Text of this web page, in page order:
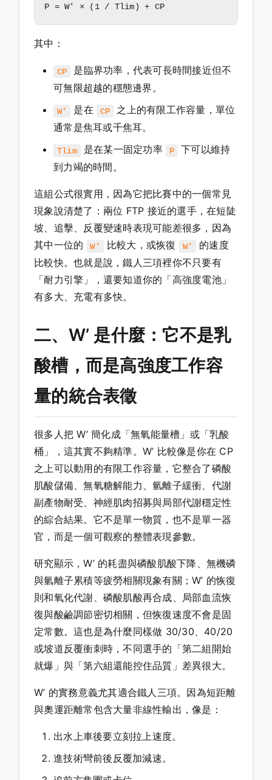
其中：
CP
是臨界功率，代表可長時間接近但不
可無限超越的穩態邊界。
W' 是在 CP
之上的有限工作容量，單位
通常是焦耳或千焦耳。
Tlim 是在某一固定功率 P
下可以維持
到力竭的時間。
這組公式很實用，因為它把比賽中的一個常見
現象說清楚了：兩位 FTP 接近的選手，在短陡
坡、追擊、反覆變速時表現可能差很多，因為
其中一位的
W' 比較大，或恢復 W'
的速度
比較快。也就是說，鐵人三項裡你不只要有
「耐力引擎」，還要知道你的「高強度電池」
有多大、充電有多快。
二、W’ 是什麼：它不是乳
酸槽，而是高強度工作容
量的統合表徵
很多人把 W’ 簡化成「無氧能量槽」或「乳酸
桶」，這其實不夠精準。W’ 比較像是你在 CP
之上可以動用的有限工作容量，它整合了磷酸
肌酸儲備、無氧糖解能力、氫離子緩衝、代謝
副產物耐受、神經肌肉招募與局部代謝穩定性
的綜合結果。它不是單一物質，也不是單一器
官，而是一個可觀察的整體表現參數。
研究顯示，W’ 的耗盡與磷酸肌酸下降、無機磷
與氫離子累積等疲勞相關現象有關；W’ 的恢復
則和氧化代謝、磷酸肌酸再合成、局部血流恢
復與酸鹼調節密切相關，但恢復速度不會是固
定常數。這也是為什麼同樣做 30/30、40/20
或坡道反覆衝刺時，不同選手的「第二組開始
就爆」與「第六組還能控住品質」差異很大。
W’ 的實務意義尤其適合鐵人三項。因為短距離
與奧運距離常包含大量非線性輸出，像是：
出水上車後要立刻拉上速度。
進技術彎前後反覆加減速。